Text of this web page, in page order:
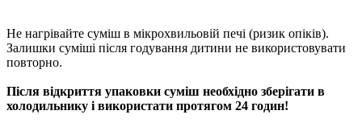
Не нагрівайте суміш в мікрохвильовій печі (ризик опіків).
Залишки суміші після годування дитини не використовувати
повторно.
Після відкриття упаковки суміш необхідно зберігати в
холодильнику і використати протягом 24 годин!